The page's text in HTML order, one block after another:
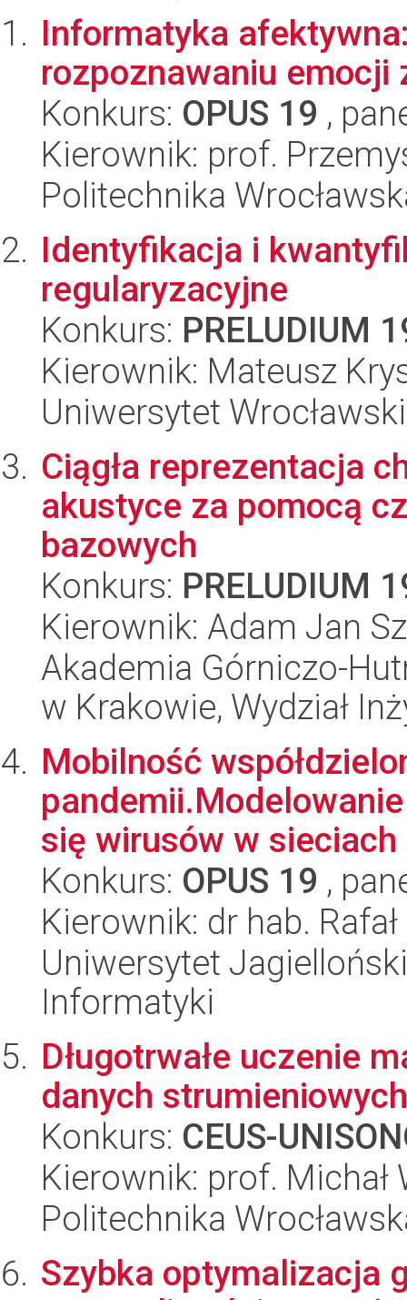
Informatyka
rozpoznawaniu emocji
Konkurs: OPUS 19 ,
Kierownik: prof.
Politechnika
Identyfikacja i
regularyzacyjne
Konkurs: PRELUDIUM
Kierownik: Mateusz
Uniwersytet Wrocławski
Ciągła reprezentacja
akustyce za pomocą
bazowych
Konkurs: PRELUDIUM
Kierownik: Adam Jan
Akademia Górniczo-
w Krakowie, Wydział
Mobilność
się wirusów w
Konkurs: OPUS 19 ,
Kierownik: dr hab.
Uniwersytet
Informatyki
Długotrwałe uczenie
danych strumieniowych
Konkurs: CEUS-
Kierownik: prof. Michał
Politechnika
Szybka optymalizacja